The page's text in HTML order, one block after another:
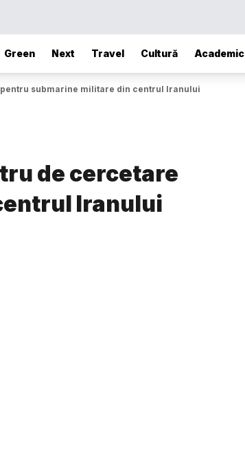
Green Next Travel Cultură Academic
submarine militare din centrul Iranului
de cercetare
Iranului